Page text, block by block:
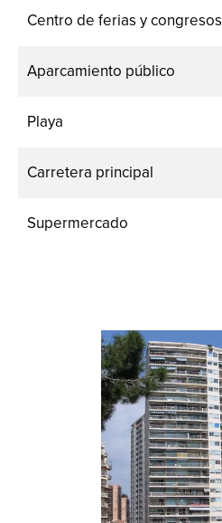
Centro de ferias y congresos
Aparcamiento público
Playa
Carretera principal
Supermercado